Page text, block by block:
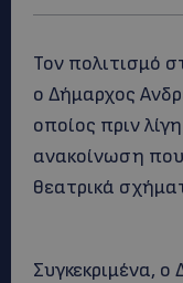
Τον πολιτισμό
ο Δήμαρχος
οποίος πριν
ανακοίνωση
θεατρικά
Συγκεκριμένα,